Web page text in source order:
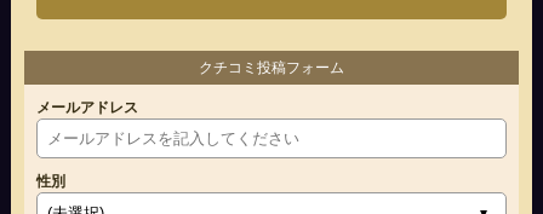
クチコミ投稿フォーム
メールアドレス
性別